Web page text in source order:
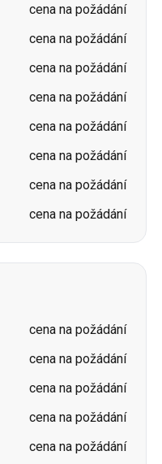
cena na požádání
cena na požádání
cena na požádání
cena na požádání
cena na požádání
cena na požádání
cena na požádání
cena na požádání
cena na požádání
cena na požádání
cena na požádání